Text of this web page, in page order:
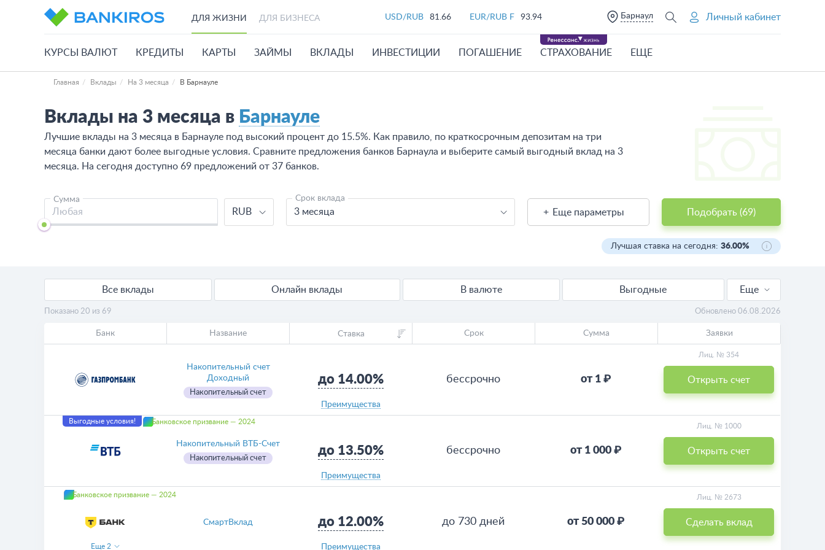
ДЛЯ ЖИЗНИ ДЛЯ БИЗНЕСА USD/RUB 81.66 EUR/RUB F 93.94 Барнаул Личный кабинет
КУРСЫ ВАЛЮТ КРЕДИТЫ КАРТЫ ЗАЙМЫ ВКЛАДЫ ИНВЕСТИЦИИ ПОГАШЕНИЕ СТРАХОВАНИЕ ЕЩЕ
Главная Вклады На 3 месяца В Барнауле
Вклады на 3 месяца в Барнауле
Лучшие вклады на 3 месяца в Барнауле под высокий процент до 15.5%. Как правило, по краткосрочным депозитам на три
месяца банки дают более выгодные условия. Сравните предложения банков Барнаула и выберите самый выгодный вклад на 3
месяца. На сегодня доступно 69 предложений от 37 банков.
Сумма
RUB
Срок вклада
3 месяца Еще параметры Подобрать (69)
Лучшая ставка на сегодня: 36.00%
Все вклады Онлайн вклады В валюте
Выгодные
Пополняемые
Калькулятор
Еще
Показано 20 из 69 Обновлено 06.08.2026
Банк Название Ставка Срок Сумма Заявки
Накопительный счет
Доходный
Накопительный счет
до 14.00%
Преимущества
бессрочно от 1 ₽
Лиц. № 354
Открыть счет
Выгодные условия! Банковское призвание — 2024
Накопительный ВТБ-Счет
Накопительный счет
до 13.50%
Преимущества
бессрочно от 1 000 ₽
Лиц. № 1000
Открыть счет
Банковское призвание — 2024
СмартВклад до 12.00%
Преимущества
до 730 дней от 50 000 ₽
Лиц. № 2673
Сделать вклад
Еще 2